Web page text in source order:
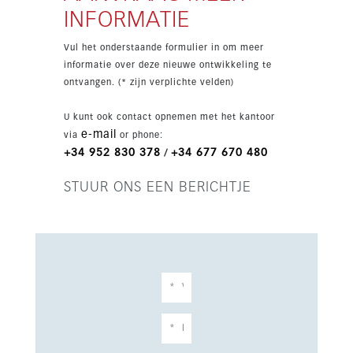
voorzieningen, waaronder twee
buitenzwembaden, een verwarmd zwembad, een
tuinen. Met zee-, berg- en panoramisch uitzicht
en ondergrondse, garage- en
uitzonderlijke levensstijl dicht bij Fuengirola en
INFORMATIE
Vul het onderstaande formulier in om meer
informatie over deze nieuwe ontwikkeling te
ontvangen. (* zijn verplichte velden)
U kunt ook contact opnemen met het kantoor
via e-mail or phone:
+34 952 830 378 / +34 677 670 480
STUUR ONS EEN BERICHTJE